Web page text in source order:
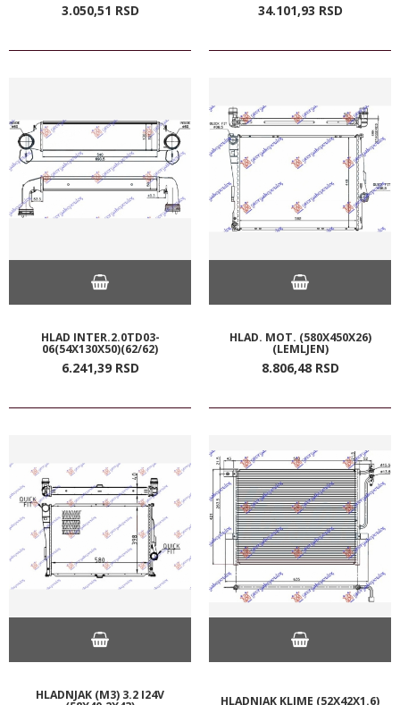
3.050,51 RSD 34.101,93 RSD
HLAD INTER.2.0TD03-
06(54X130X50)(62/62)
6.241,39 RSD
HLAD. MOT. (580X450X26)
(LEMLJEN)
8.806,48 RSD
HLADNJAK (M3) 3.2 I24V HLADNJAK KLIME (52X42X1.6)